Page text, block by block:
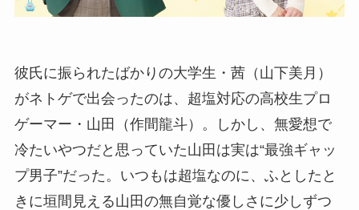
彼氏に振られたばかりの大学生・茜（山下美月）
がネトゲで出会ったのは、超塩対応の高校生プロ
ゲーマー・山田（作間龍斗）。しかし、無愛想で
冷たいやつだと思っていた山田は実は“最強ギャッ
プ男子”だった。いつもは超塩なのに、ふとしたと
きに垣間見える山田の無自覚な優しさに少しずつ